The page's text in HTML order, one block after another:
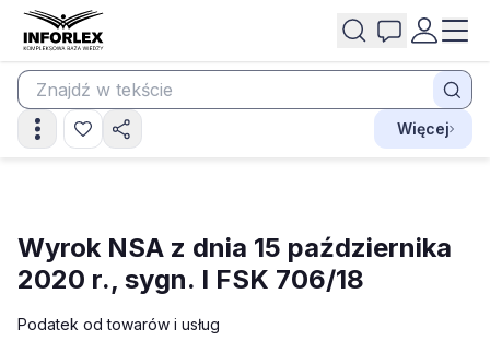
Więcej
Wyrok NSA z dnia 15 października
2020 r., sygn. I FSK 706/18
Podatek od towarów i usług